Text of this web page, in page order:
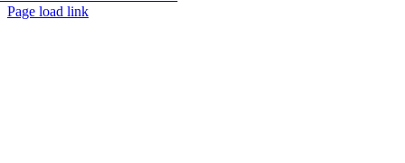
Page load link